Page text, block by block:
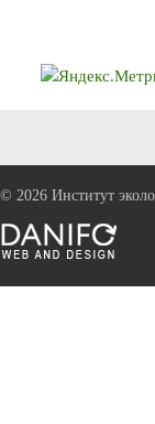
© 2026 Институт